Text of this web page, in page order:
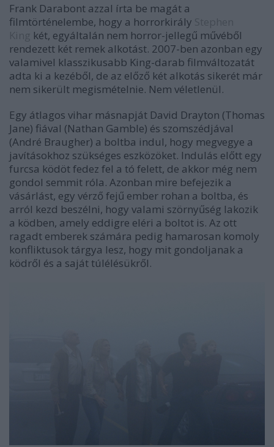
Frank Darabont azzal írta be magát a
filmtörténelembe, hogy a horrorkirály
két, egyáltalán nem horror-jellegű művéből
rendezett két remek alkotást. 2007-ben azonban egy
valamivel klasszikusabb King-darab filmváltozatát
adta ki a kezéből, de az előző két alkotás sikerét már
nem sikerült megismételnie. Nem véletlenül.
Egy átlagos vihar másnapját David Drayton (Thomas
Jane) fiával (Nathan Gamble) és szomszédjával
(André Braugher) a boltba indul, hogy megvegye a
javításokhoz szükséges eszközöket. Indulás előtt egy
furcsa ködöt fedez fel a tó felett, de akkor még nem
gondol semmit róla. Azonban mire befejezik a
vásárlást, egy vérző fejű ember rohan a boltba, és
arról kezd beszélni, hogy valami szörnyűség lakozik
a ködben, amely eddigre eléri a boltot is. Az ott
ragadt emberek számára pedig hamarosan komoly
konfliktusok tárgya lesz, hogy mit gondoljanak a
ködről és a saját túlélésükről.